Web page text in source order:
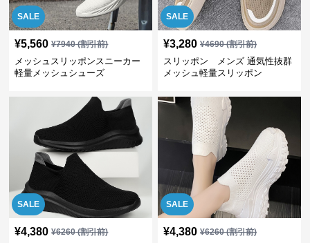
SALE
¥5,560 ¥7940(割引前)
メッシュスリッポンスニーカー
軽量メッシュシューズ
SALE
¥3,280 ¥4690(割引前)
スリッポン メンズ 通気性抜群
メッシュ軽量スリッポン
SALE
¥4,380 ¥6260(割引前)
SALE
¥4,380 ¥6260(割引前)